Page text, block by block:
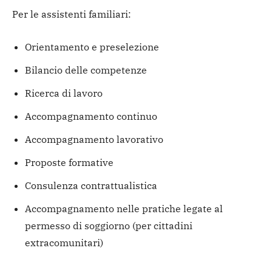
Per le assistenti familiari:
Orientamento e preselezione
Bilancio delle competenze
Ricerca di lavoro
Accompagnamento continuo
Accompagnamento lavorativo
Proposte formative
Consulenza contrattualistica
Accompagnamento nelle pratiche legate al
permesso di soggiorno (per cittadini
extracomunitari)